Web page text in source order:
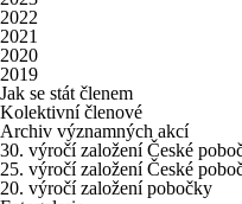
2022
2021
2020
2019
Jak se stát členem
Kolektivní členové
Archiv významných akcí
30. výročí založení České
25. výročí založení České
20. výročí založení pobočky